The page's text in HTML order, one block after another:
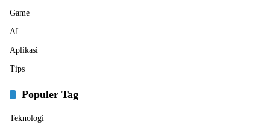
Game
AI
Aplikasi
Tips
Populer Tag
Teknologi